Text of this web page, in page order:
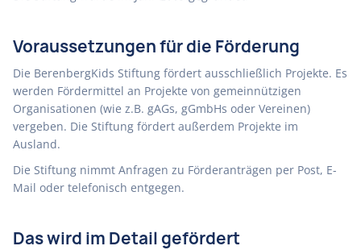
Voraussetzungen für die Förderung
Die BerenbergKids Stiftung fördert ausschließlich Projekte. Es
werden Fördermittel an Projekte von gemeinnützigen
Organisationen (wie z.B. gAGs, gGmbHs oder Vereinen)
vergeben. Die Stiftung fördert außerdem Projekte im
Ausland.
Die Stiftung nimmt Anfragen zu Förderanträgen per Post, E-
Mail oder telefonisch entgegen.
Das wird im Detail gefördert